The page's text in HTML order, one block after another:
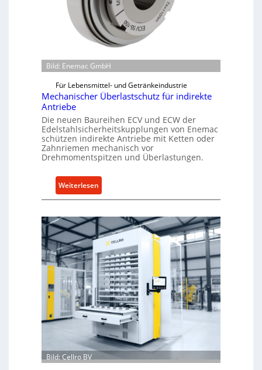
a
u
-
B
s
e
l
u
n
g
e
n
%
ü
b
e
r
V
o
r
j
a
h
r
Bild: Enemac GmbH
Für Lebensmittel- und Getränkeindustrie
Mechanischer Überlastschutz für indirekte
Antriebe
Die neuen Baureihen ECV und ECW der
Edelstahlsicherheitskupplungen von Enemac
schützen indirekte Antriebe mit Ketten oder
Zahnriemen mechanisch vor
Drehmomentspitzen und Überlastungen.
Weiterlesen
M
c
h
n
i
c
h
e
Ü
Bild: Cellro BV